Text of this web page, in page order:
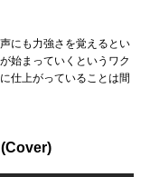
にも力強さを覚えるとい
始まっていくというワク
仕上がっていることは間
(Cover)